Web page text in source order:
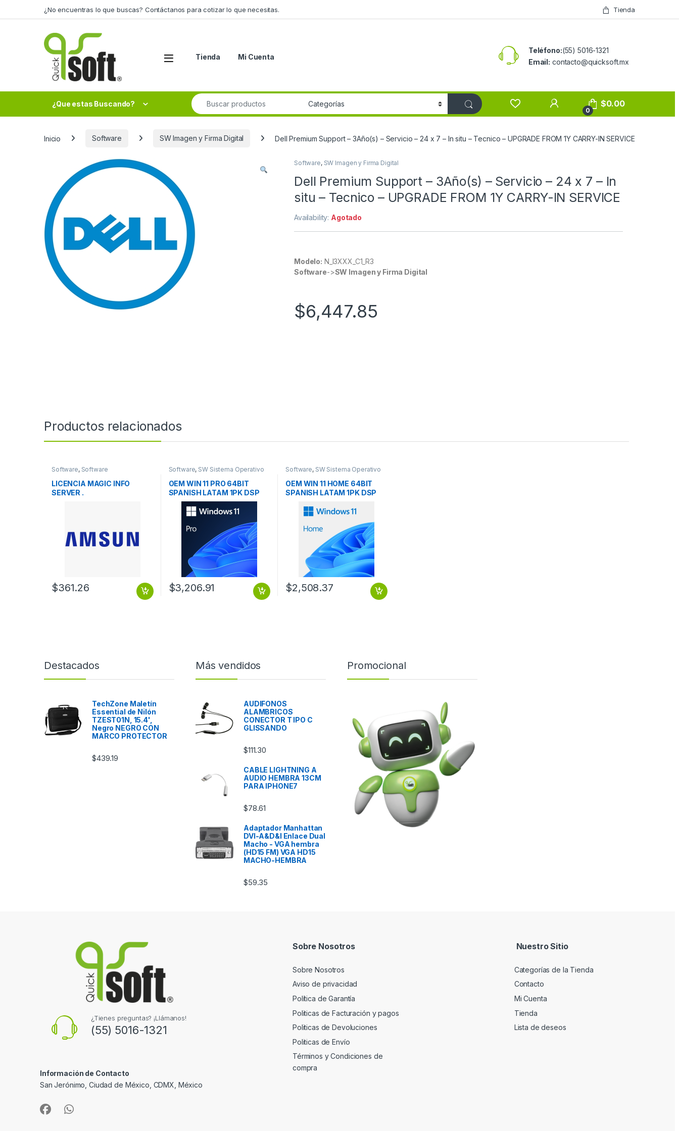
¿No encuentras lo que buscas? Contáctanos para cotizar lo que necesitas. Tienda
Tienda Mi Cuenta
Teléfono:(55) 5016-1321
Email: contacto@quicksoft.mx
¿Que estas Buscando?
Search for:
0
$0.00
Inicio Software SW Imagen y Firma Digital Dell Premium Support – 3Año(s) – Servicio – 24 x 7 – In situ – Tecnico – UPGRADE FROM 1Y CARRY-IN SERVICE
Software, SW Imagen y Firma Digital
Dell Premium Support – 3Año(s) – Servicio – 24 x 7 – In
situ – Tecnico – UPGRADE FROM 1Y CARRY-IN SERVICE
Availability: Agotado
Modelo: N_I3XXX_C1_R3
Software->SW Imagen y Firma Digital
$6,447.85
Productos relacionados
Software, Software
LICENCIA MAGIC INFO
SERVER .
$361.26
Software, SW Sistema Operativo
OEM WIN 11 PRO 64BIT
SPANISH LATAM 1PK DSP
OEI DVD
$3,206.91
Software, SW Sistema Operativo
OEM WIN 11 HOME 64BIT
SPANISH LATAM 1PK DSP
$2,508.37
Destacados
TechZone Maletín
Essential de Nilón
TZEST01N, 15.4',
Negro NEGRO CON
MARCO PROTECTOR
$439.19
Más vendidos
AUDIFONOS
ALAMBRICOS
CONECTOR T IPO C
GLISSANDO
$111.30
CABLE LIGHTNING A
AUDIO HEMBRA 13CM
PARA IPHONE7
$78.61
Adaptador Manhattan
DVI-A&D&I Enlace Dual
Macho - VGA hembra
(HD15 FM) VGA HD15
MACHO-HEMBRA
$59.35
Promocional
¿Tienes preguntas? ¡Llámanos!
(55) 5016-1321
Información de Contacto
San Jerónimo, Ciudad de México, CDMX, México
Sobre Nosotros
Sobre Nosotros
Aviso de privacidad
Política de Garantía
Politicas de Facturación y pagos
Politicas de Devoluciones
Politicas de Envío
Términos y Condiciones de
compra
Nuestro Sitio
Categorías de la Tienda
Contacto
Mi Cuenta
Tienda
Lista de deseos